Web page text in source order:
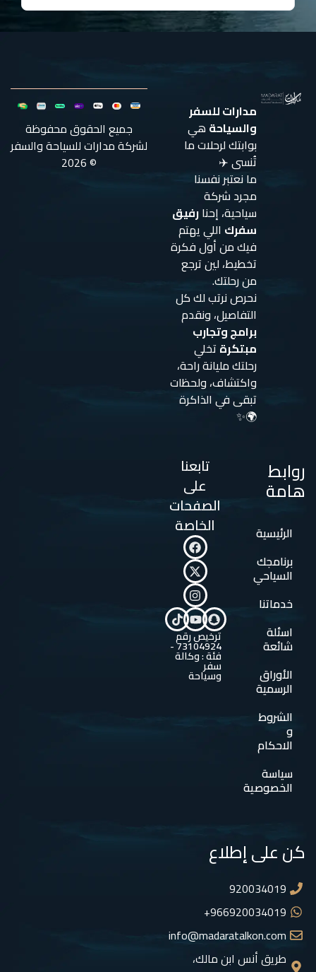
مدارات للسفر
والسياحة هي
بوابتك لرحلات ما
تُنسى ✈️
ما نعتبر نفسنا
مجرد شركة
سياحية، إحنارفيق
سفرك اللي يهتم
فيك من أول فكرة
تخطيط، لين ترجع
من رحلتك.
نحرص نرتب لك كل
التفاصيل، ونقدم
برامج وتجارب
مبتكرة تخلي
رحلتك مليانة راحة،
واكتشاف، ولحظات
تبقى في الذاكرة
🌍✨
روابط
هامة
الرئيسية
برنامجك
السياحي
خدماتنا
اسئلة
شائعة
الأوراق
الرسمية
الشروط
و
الاحكام
سياسة
الخصوصية
تابعنا
على
الصفحات
الخاصة
ترخيص رقم
73104924 -
فئة : وكالة
سفر
وسياحة
كن على إطلاع
920034019
966920034019+
info@madaratalkon.com
طريق أنس ابن مالك،
جميع الحقوق محفوظة
لشركة مدارات للسياحة والسفر
© 2026